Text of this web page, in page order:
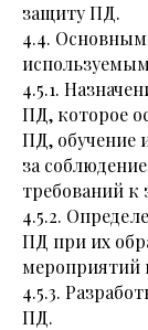
защиту ПД.
4.4.
4.5.1.
ПД, которое
ПД, обучение
за
требований
4.5.2.
ПД при их
мероприятий
4.5.3.
ПД.